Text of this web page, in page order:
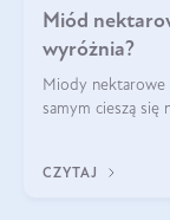
Miód
wyróżnia?
Miody nektarowe
samym cieszą
CZYTAJ